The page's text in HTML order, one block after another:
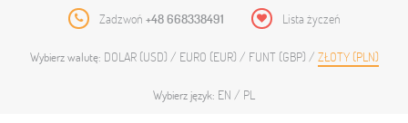
Zadzwoń +48 668338491 Lista życzeń
Wybierz walutę: DOLAR (USD) EURO (EUR) FUNT (GBP) ZŁOTY (PLN)
Wybierz język: EN PL